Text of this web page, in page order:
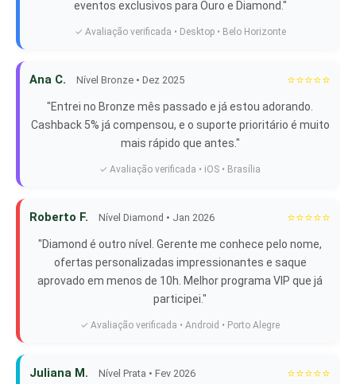
eventos exclusivos para Ouro e Diamond."
✓ Avaliação verificada • Desktop • Belo Horizonte
Ana C. Nível Bronze • Dez 2025 ⭐⭐⭐⭐⭐
"Entrei no Bronze mês passado e já estou adorando.
Cashback 5% já compensou, e o suporte prioritário é muito
mais rápido que antes."
✓ Avaliação verificada • iOS • Brasília
Roberto F. Nível Diamond • Jan 2026 ⭐⭐⭐⭐⭐
"Diamond é outro nível. Gerente me conhece pelo nome,
ofertas personalizadas impressionantes e saque
aprovado em menos de 10h. Melhor programa VIP que já
participei."
✓ Avaliação verificada • Android • Porto Alegre
Juliana M. Nível Prata • Fev 2026 ⭐⭐⭐⭐⭐